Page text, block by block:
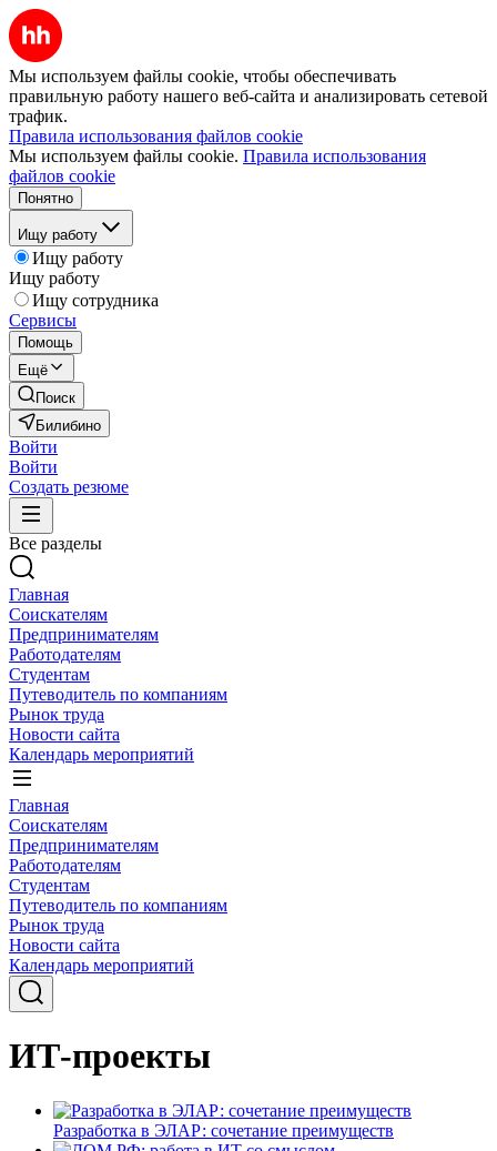
Мы используем файлы cookie, чтобы обеспечивать
правильную работу нашего веб-сайта и анализировать сетевой
трафик.
Правила использования файлов cookie
Мы используем файлы cookie. Правила использования
файлов cookie
Понятно
Ищу работу
Ищу работу
Ищу работу
Ищу сотрудника
Сервисы
Помощь
Ещё
Поиск
Билибино
Войти
Войти
Создать резюме
Все разделы
Главная
Соискателям
Предпринимателям
Работодателям
Студентам
Путеводитель по компаниям
Рынок труда
Новости сайта
Календарь мероприятий
Главная
Соискателям
Предпринимателям
Работодателям
Студентам
Путеводитель по компаниям
Рынок труда
Новости сайта
Календарь мероприятий
ИТ-проекты
Разработка в ЭЛАР: сочетание преимуществ